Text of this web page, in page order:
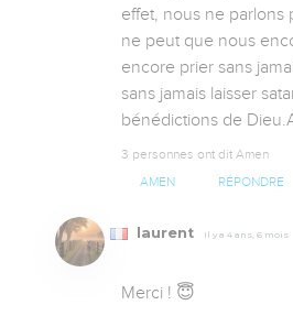
effet, nous ne parlons
ne peut que nous
encore prier sans
sans jamais laisser
bénédictions de
3 personnes ont dit Amen
AMEN RÉPONDRE
laurent Il y a 4 ans, 6 mois
Merci ! 😇